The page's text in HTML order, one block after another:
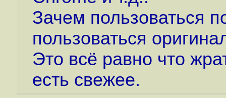
Зачем пользоваться
пользоваться
Это всё равно что
есть свежее.